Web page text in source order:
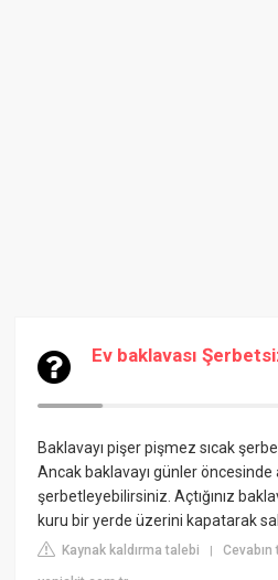
Ev baklavası
Baklavayı pişer pişmez sıcak
Ancak baklavayı günler öncesinde
şerbetleyebilirsiniz. Açtığınız
kuru bir yerde üzerini kapatarak
Kaynak kaldırma talebi |Cevabın